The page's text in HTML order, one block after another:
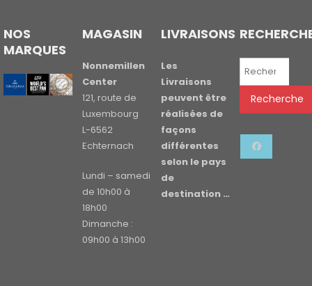
NOS
MARQUES
MAGASIN
Nonnemillen
Center
121, route de
Luxembourg
L-6562
Echternach
Lundi – samedi
de 10h00 à
18h00
Dimanche :
09h00 à 13h00
LIVRAISONS
Les
Livraisons
peuvent être
réalisées de
façons
différentes
selon le pays
de
destination …
Recherche